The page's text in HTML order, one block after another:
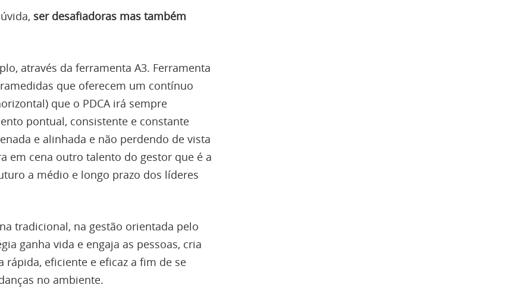
ser desafiadoras mas também
através da ferramenta A3. Ferramenta
que oferecem um contínuo
que o PDCA irá sempre
pontual, consistente e constante
e alinhada e não perdendo de vista
em cena outro talento do gestor que é a
a médio e longo prazo dos líderes
tradicional, na gestão orientada pelo
ganha vida e engaja as pessoas, cria
eficiente e eficaz a fim de se
no ambiente.